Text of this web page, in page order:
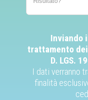
Inviando
trattamento
D. LGS.
I dati verranno
finalità